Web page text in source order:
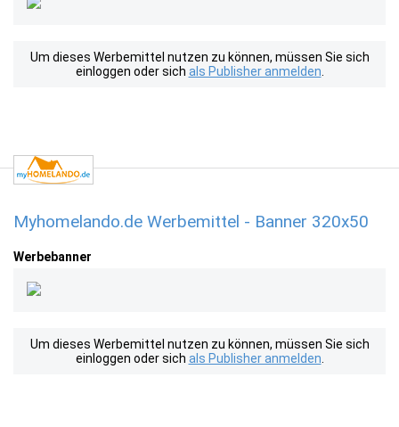
Um dieses Werbemittel nutzen zu können, müssen Sie sich
einloggen oder sich als Publisher anmelden
Myhomelando.de Werbemittel - Banner 320x50
Werbebanner
Um dieses Werbemittel nutzen zu können, müssen Sie sich
einloggen oder sich als Publisher anmelden